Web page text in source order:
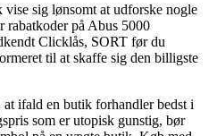
sig lønsomt at udforske nogle
rabatkoder på Abus 5000
Clicklås, SORT før du
til at skaffe sig den billigste
ifald en butik forhandler bedst i
som er utopisk gunstig, bør